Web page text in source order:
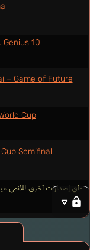
Genius 10
– Game of Future
Cup
Semifinal
-أي إصدارات أخرى للأنمي